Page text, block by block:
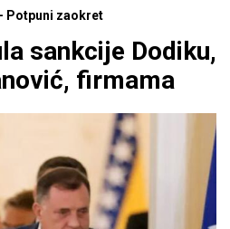
Potpuni zaokret
sankcije Dodiku,
firmama